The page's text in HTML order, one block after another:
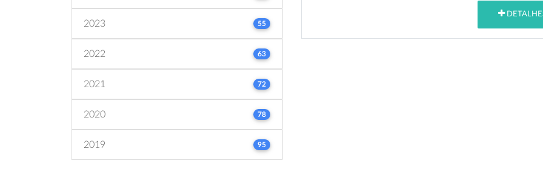
2023 55
2022 63
2021 72
2020 78
2019 95